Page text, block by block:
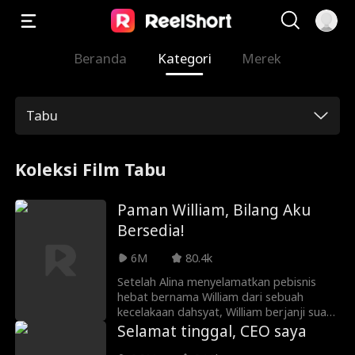
Beranda Kategori Merek
Tabu
Koleksi Film Tabu
Paman William, Bilang Aku
Bersedia!
6M
80.4k
Setelah Alina menyelamatkan pebisnis
hebat bernama William dari sebuah
kecelakaan dahsyat, William berjanji suatu
hal kepada Alina. Beberapa bulan
kemudian, William bertemu Alina di pesta
Selamat tinggal, CEO saya